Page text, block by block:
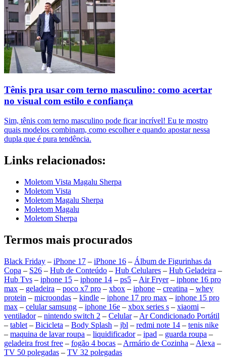
Tênis pra usar com terno masculino: como acertar
no visual com estilo e confiança
Sim, tênis com terno masculino pode ficar incrível! Eu te mostro
quais modelos combinam, como escolher e quando apostar nessa
dupla que é pura tendência.
Links relacionados:
Moletom Vista Magalu Sherpa
Moletom Vista
Moletom Magalu Sherpa
Moletom Magalu
Moletom Sherpa
Termos mais procurados
Black Friday – iPhone 17 – iPhone 16 – Álbum de Figurinhas da
Copa – S26 – Hub de Conteúdo – Hub Celulares – Hub Geladeira –
Hub Tvs – iphone 15 – iphone 14 – ps5 – Air Fryer– iphone 16 pro
max – geladeira – poco x7 pro – xbox – iphone – creatina – whey
protein – microondas – kindle – iphone 17 pro max – iphone 15 pro
max – celular samsung – iphone 16e – xbox series s – xiaomi –
ventilador– nintendo switch 2 – Celular– Ar Condicionado Portátil
– tablet – Bicicleta – Body Splash – jbl – redmi note 14 – tenis nike
– maquina de lavar roupa – liquidificador– ipad – guarda roupa –
geladeira frost free – fogão 4 bocas – Armário de Cozinha – Alexa –
TV 50 polegadas – TV 32 polegadas